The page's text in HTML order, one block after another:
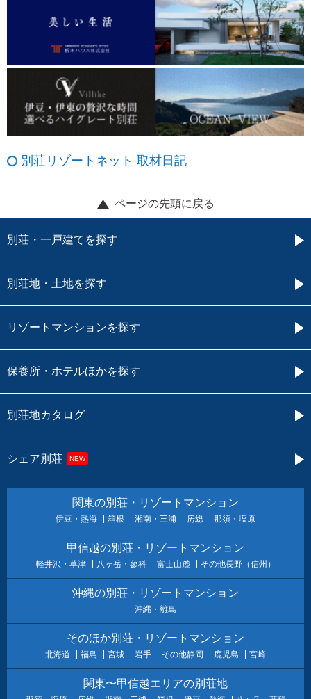
別荘リゾートネット 取材日記
ページの先頭に戻る
別荘・一戸建てを探す
別荘地・土地を探す
リゾートマンションを探す
保養所・ホテルほかを探す
別荘地カタログ
シェア別荘 NEW
関東の別荘・リゾートマンション
伊豆・熱海 箱根 湘南・三浦 房総 那須・塩原
甲信越の別荘・リゾートマンション
軽井沢・草津 八ヶ岳・蓼科 富士山麓 その他長野（信州）
沖縄の別荘・リゾートマンション
沖縄・離島
そのほか別荘・リゾートマンション
北海道 福島 宮城 岩手 その他静岡 鹿児島 宮崎
関東〜甲信越エリアの別荘地